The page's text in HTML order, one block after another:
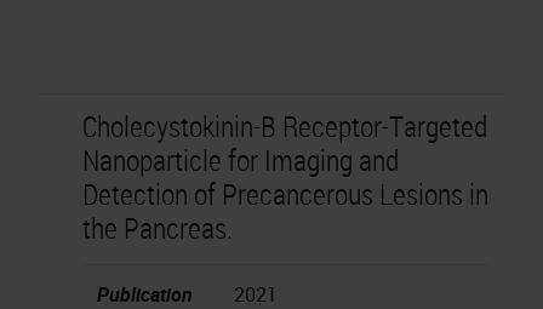
Cholecystokinin-B Receptor-Targeted
Nanoparticle for Imaging and
Detection of Precancerous Lesions in
the Pancreas.
Publication
2021